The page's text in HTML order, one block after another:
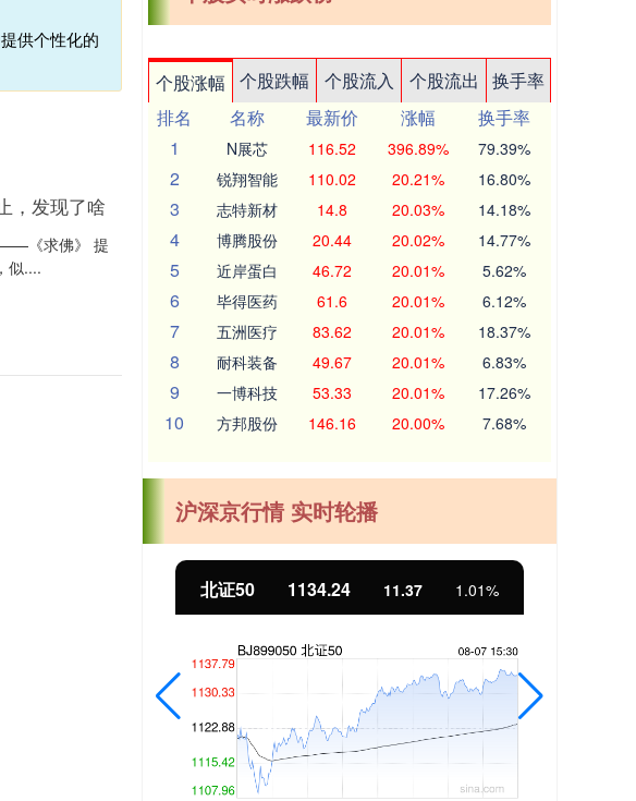
供个性化的
，发现了啥
《求佛》 提
似....
个股涨幅 个股跌幅 个股流入 个股流出
换手率
排名
名称 最新价 涨幅
换手率
1
N展芯 116.52 396.89% 79.39%
2 锐翔智能 110.02 20.21% 16.80%
3 志特新材 14.8 20.03% 14.18%
4 博腾股份 20.44 20.02% 14.77%
5 近岸蛋白 46.72 20.01% 5.62%
6 毕得医药 61.6 20.01% 6.12%
7 五洲医疗 83.62 20.01% 18.37%
8 耐科装备 49.67 20.01% 6.83%
9 一博科技 53.33 20.01% 17.26%
10 方邦股份 146.16 20.00% 7.68%
沪深京行情 实时轮播
北证50 1134.24 11.37 1.01%